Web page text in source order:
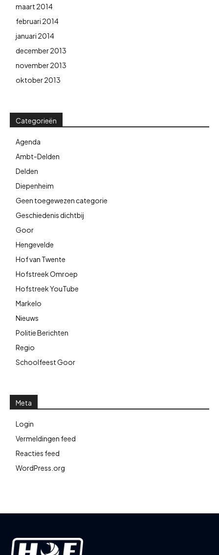
maart 2014
februari 2014
januari 2014
december 2013
november 2013
oktober 2013
Categorieën
Agenda
Ambt-Delden
Delden
Diepenheim
Geen toegewezen categorie
Geschiedenis dichtbij
Goor
Hengevelde
Hof van Twente
Hofstreek Omroep
Hofstreek YouTube
Markelo
Nieuws
Politie Berichten
Regio
Schoolfeest Goor
Meta
Login
Vermeldingen feed
Reacties feed
WordPress.org